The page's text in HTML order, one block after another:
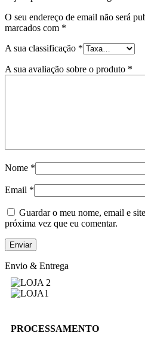
O seu endereço de email não será
marcados com *
A sua classificação *
A sua avaliação sobre o produto *
Nome *
Email *
Guardar o meu nome, email e
próxima vez que eu comentar.
Envio & Entrega
PROCESSAMENTO